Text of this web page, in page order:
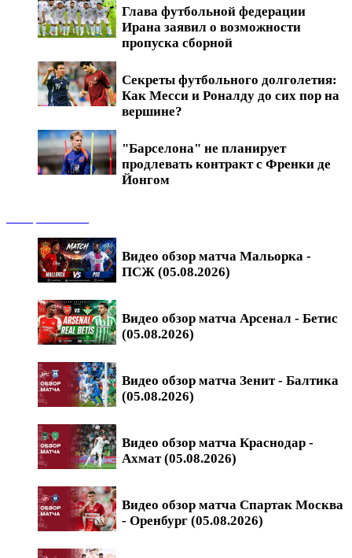
Глава футбольной федерации
Ирана заявил о возможности
пропуска сборной
Секреты футбольного долголетия:
Как Месси и Роналду до сих пор на
вершине?
"Барселона" не планирует
продлевать контракт с Френки де
Йонгом
Видео обзор матча Мальорка -
ПСЖ (05.08.2026)
Видео обзор матча Арсенал - Бетис
(05.08.2026)
Видео обзор матча Зенит - Балтика
(05.08.2026)
Видео обзор матча Краснодар -
Ахмат (05.08.2026)
Видео обзор матча Спартак Москва
- Оренбург (05.08.2026)